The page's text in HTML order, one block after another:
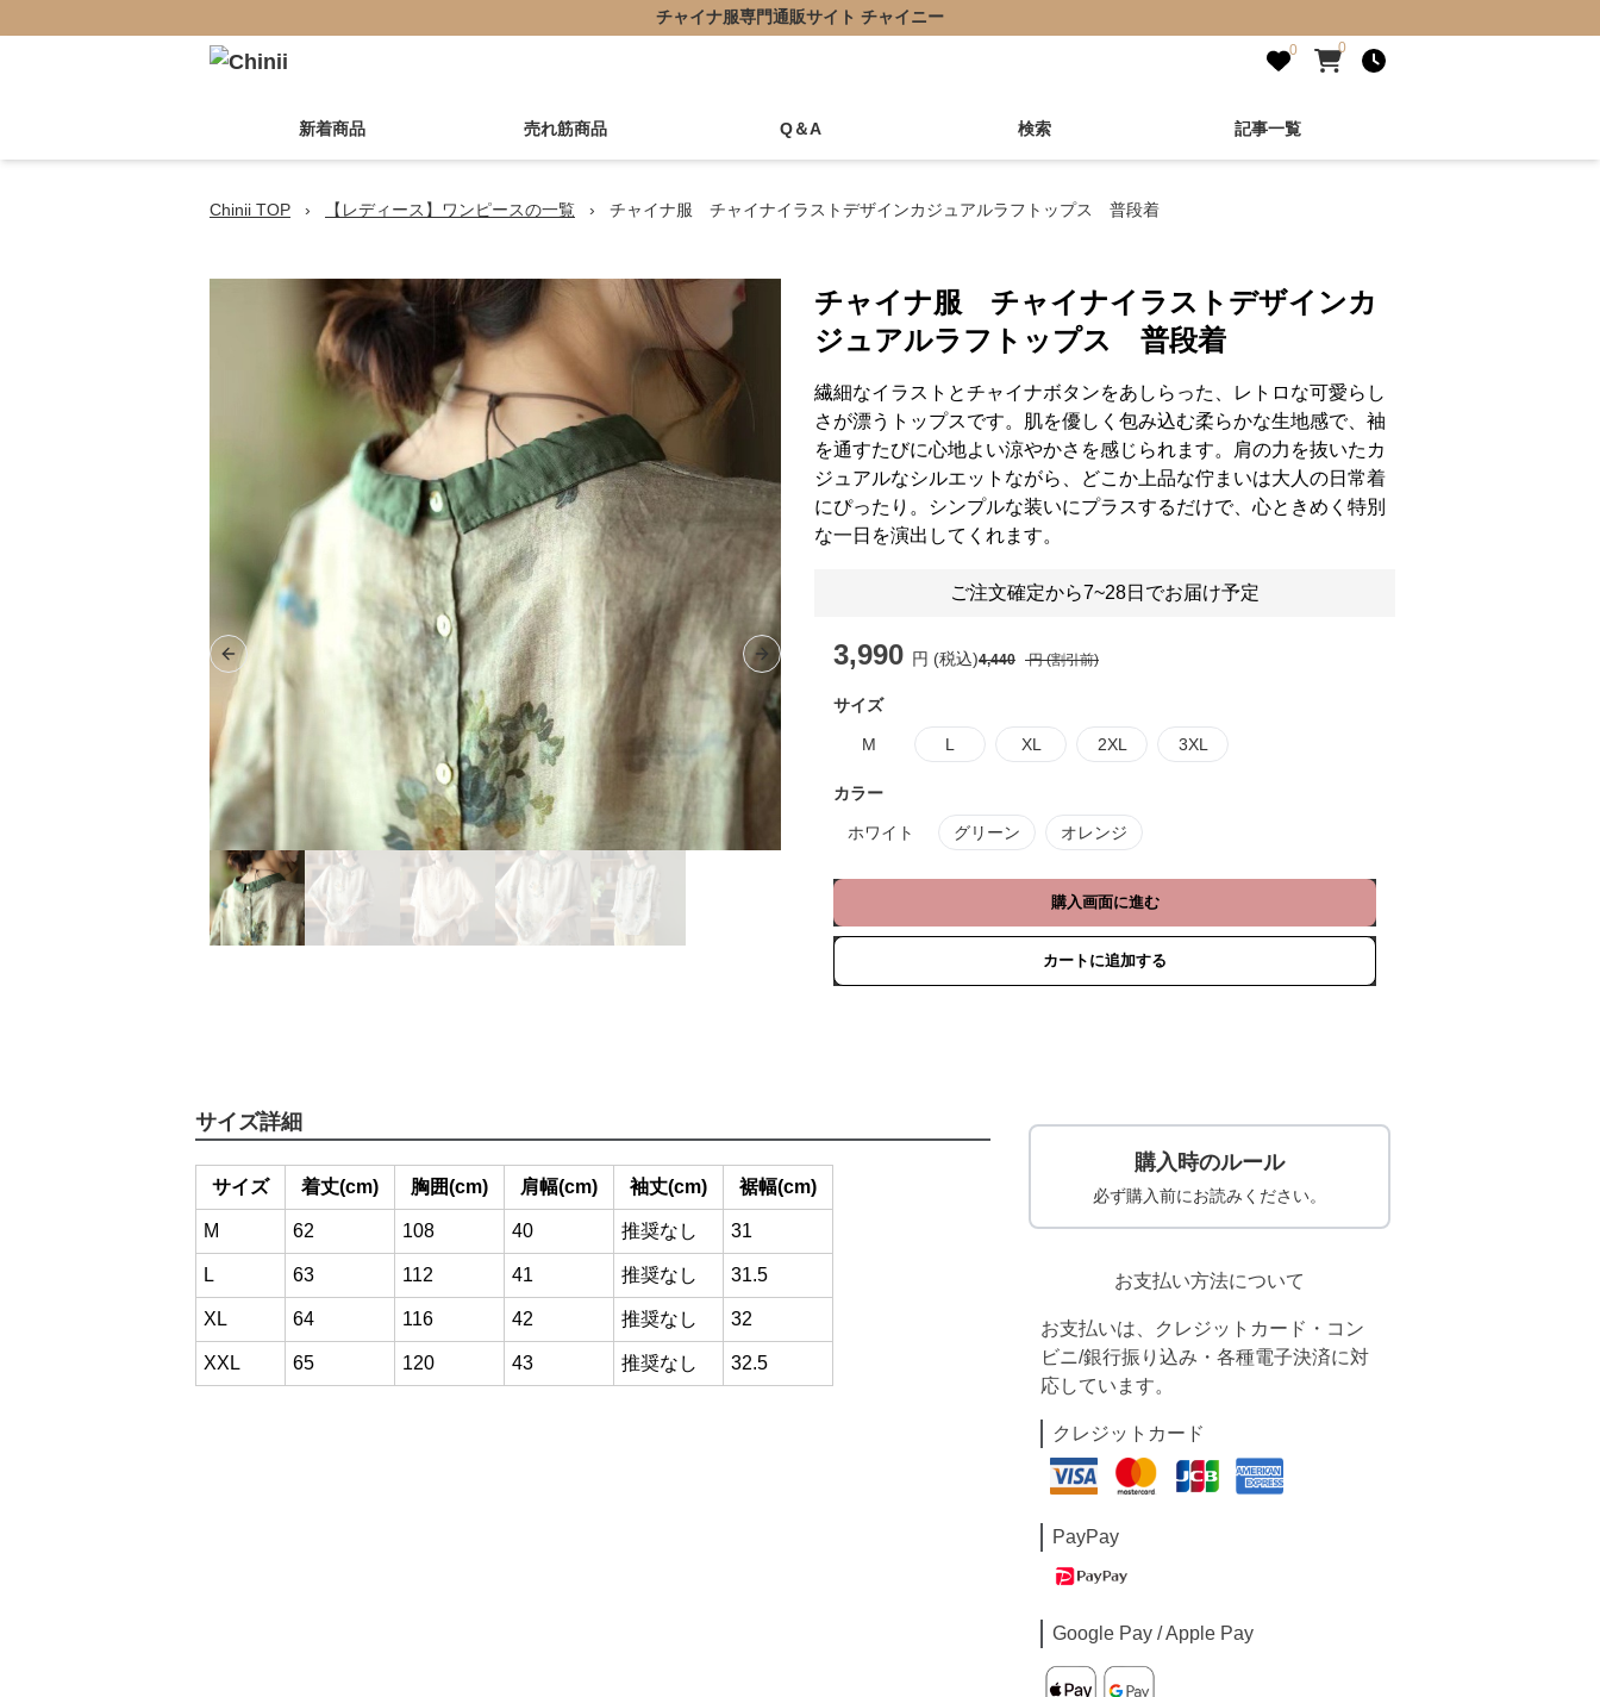
チャイナ服専門通販サイト チャイニー
0 0
新着商品 売れ筋商品 Q＆A 検索 記事一覧
Chinii TOP › 【レディース】ワンピースの一覧 › チャイナ服 チャイナイラストデザインカジュアルラフトップス 普段着
Previous slide Next slide
チャイナ服 チャイナイラストデザインカ
ジュアルラフトップス 普段着
繊細なイラストとチャイナボタンをあしらった、レトロな可愛らし
さが漂うトップスです。肌を優しく包み込む柔らかな生地感で、袖
を通すたびに心地よい涼やかさを感じられます。肩の力を抜いたカ
ジュアルなシルエットながら、どこか上品な佇まいは大人の日常着
にぴったり。シンプルな装いにプラスするだけで、心ときめく特別
な一日を演出してくれます。
ご注文確定から7~28日でお届け予定
3,990 円 (税込)4,440 円 (割引前)
サイズ
M L XL 2XL 3XL
カラー
ホワイト グリーン オレンジ
購入画面に進む
カートに追加する
サイズ詳細
サイズ 着丈(cm) 胸囲(cm) 肩幅(cm) 袖丈(cm) 裾幅(cm)
M 62 108 40 推奨なし 31
L 63 112 41 推奨なし 31.5
XL 64 116 42 推奨なし 32
XXL 65 120 43 推奨なし 32.5
購入時のルール
必ず購入前にお読みください。
お支払い方法について
お支払いは、クレジットカード・コン
ビニ/銀行振り込み・各種電子決済に対
応しています。
クレジットカード
PayPay
Google Pay / Apple Pay